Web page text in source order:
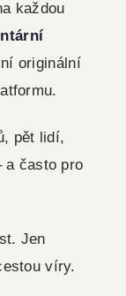
každou
originální
pět lidí,
a často pro
Jen
víry.